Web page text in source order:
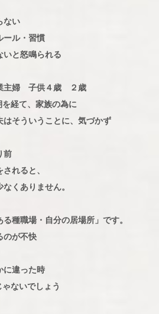
ない
ール・習慣
いと怒鳴られる
主婦 子供４歳 ２歳
経て、家族の為に
そういうことに、気づかず
前
れると、
くありません。
種職場・自分の居場所」です。
のが不快
に違った時
ないでしょう